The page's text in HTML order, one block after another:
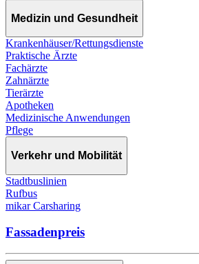
Medizin und Gesundheit
Krankenhäuser/Rettungsdienste
Praktische Ärzte
Fachärzte
Zahnärzte
Tierärzte
Apotheken
Medizinische Anwendungen
Pflege
Verkehr und Mobilität
Stadtbuslinien
Rufbus
mikar Carsharing
Fassadenpreis